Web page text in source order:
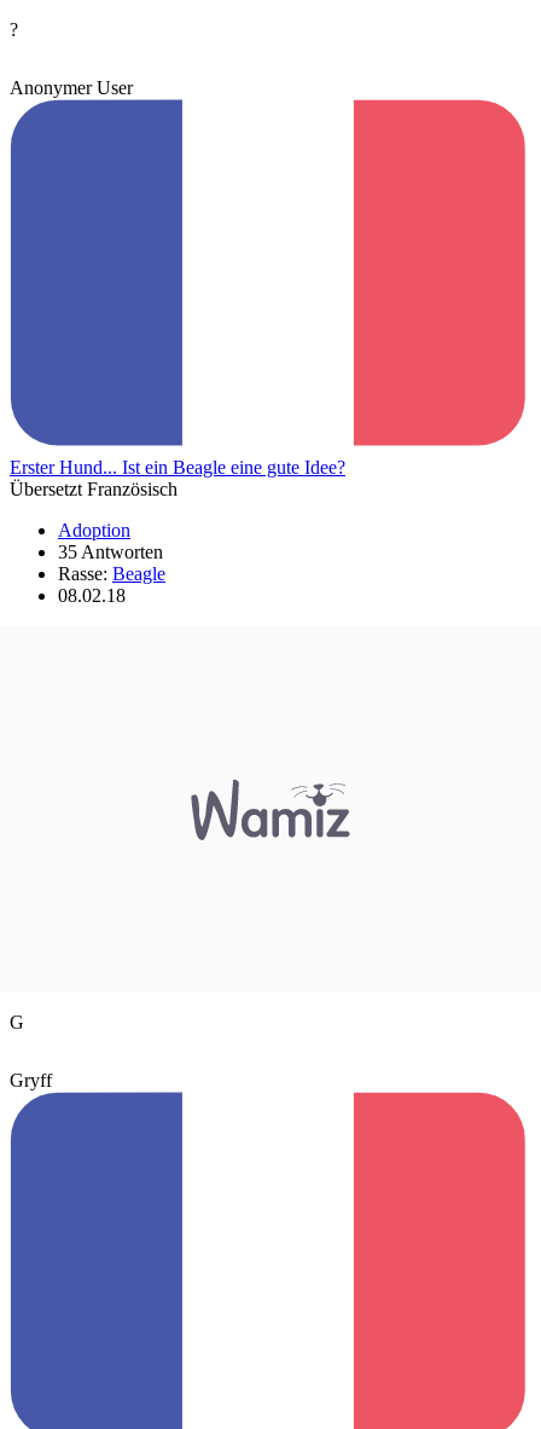
?
Anonymer User
Erster Hund... Ist ein Beagle eine gute Idee?
Übersetzt Französisch
Adoption
35 Antworten
Rasse: Beagle
08.02.18
G
Gryff